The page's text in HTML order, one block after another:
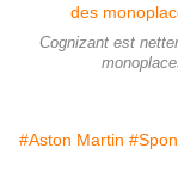
Cognizant est
#Aston Martin